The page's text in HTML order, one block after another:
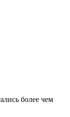
более чем